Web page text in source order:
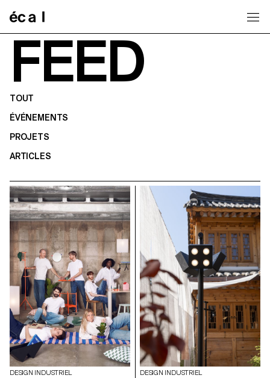
FEED
TOUT
ÉVÉNEMENTS
PROJETS
ARTICLES
DESIGN INDUSTRIEL DESIGN INDUSTRIEL